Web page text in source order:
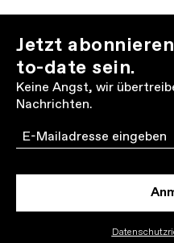
Jetzt
to-date sein.
Keine Angst, wir
Nachrichten.
Email